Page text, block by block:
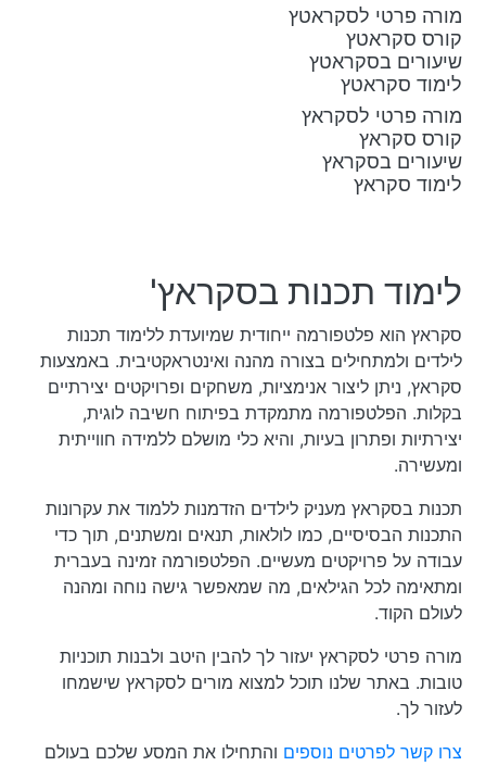
מורה פרטי לסקראטץ
קורס סקראטץ
שיעורים בסקראטץ
לימוד סקראטץ
מורה פרטי לסקראץ
קורס סקראץ
שיעורים בסקראץ
לימוד סקראץ
לימוד תכנות בסקראץ'
סקראץ הוא פלטפורמה ייחודית שמיועדת ללימוד תכנות
לילדים ולמתחילים בצורה מהנה ואינטראקטיבית. באמצעות
סקראץ, ניתן ליצור אנימציות, משחקים ופרויקטים יצירתיים
בקלות. הפלטפורמה מתמקדת בפיתוח חשיבה לוגית,
יצירתיות ופתרון בעיות, והיא כלי מושלם ללמידה חווייתית
ומעשירה.
תכנות בסקראץ מעניק לילדים הזדמנות ללמוד את עקרונות
התכנות הבסיסיים, כמו לולאות, תנאים ומשתנים, תוך כדי
עבודה על פרויקטים מעשיים. הפלטפורמה זמינה בעברית
ומתאימה לכל הגילאים, מה שמאפשר גישה נוחה ומהנה
לעולם הקוד.
מורה פרטי לסקראץ יעזור לך להבין היטב ולבנות תוכניות
טובות. באתר שלנו תוכל למצוא מורים לסקראץ שישמחו
לעזור לך.
צרו קשר לפרטים נוספים והתחילו את המסע שלכם בעולם